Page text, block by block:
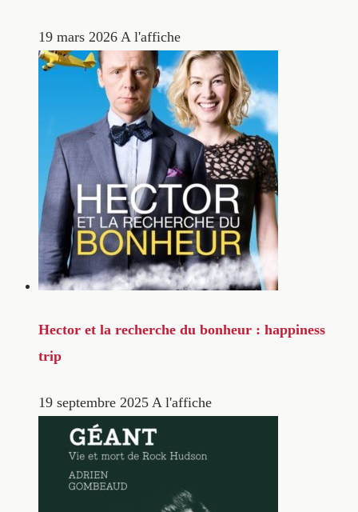
19 mars 2026 A l'affiche
Hector et la recherche du bonheur : happiness
trip
19 septembre 2025 A l'affiche